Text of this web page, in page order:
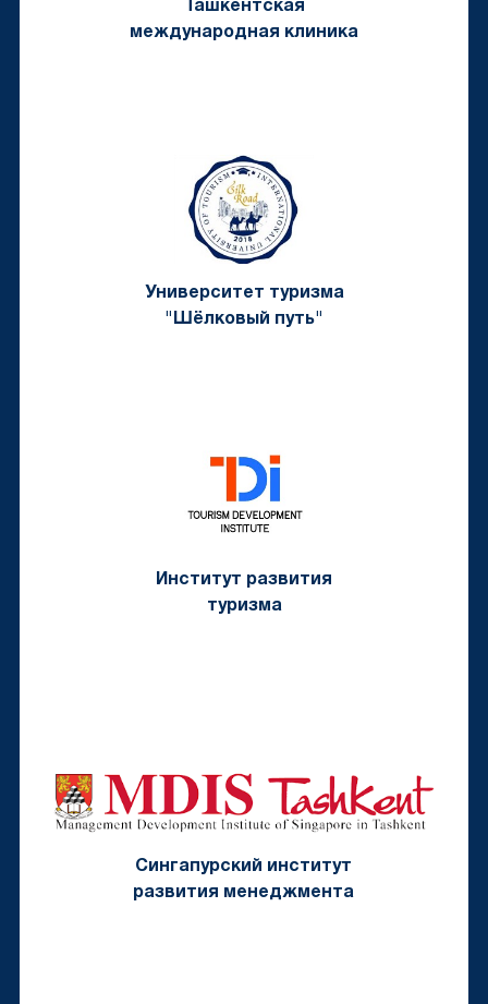
Ташкентская
международная клиника
Университет туризма
"Шёлковый путь"
Институт развития
туризма
Сингапурский институт
развития менеджмента